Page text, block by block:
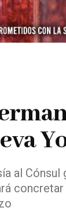
al Cónsul